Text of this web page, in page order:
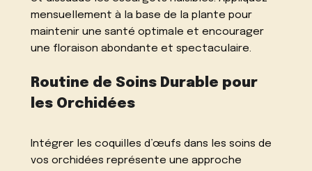
mensuellement à la base de la plante pour
maintenir une santé optimale et encourager
une floraison abondante et spectaculaire.
Routine de Soins Durable pour
les Orchidées
Intégrer les coquilles d’œufs dans les soins de
vos orchidées représente une approche